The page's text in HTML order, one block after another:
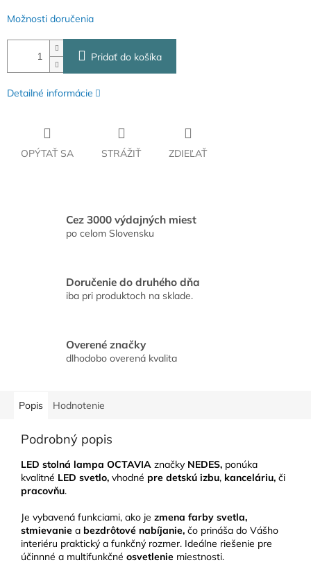
Možnosti doručenia
Pridať do košíka
Detailné informácie
OPÝTAŤ SA STRÁŽIŤ ZDIEĽAŤ
Cez 3000 výdajných miest
po celom Slovensku
Doručenie do druhého dňa
iba pri produktoch na sklade.
Overené značky
dlhodobo overená kvalita
Popis Hodnotenie
Podrobný popis
LED stolná lampa OCTAVIA značky NEDES, ponúka
kvalitné LED svetlo, vhodné pre detskú izbu, kanceláriu, či
pracovňu.
Je vybavená funkciami, ako je zmena farby svetla,
stmievanie a bezdrôtové nabíjanie, čo prináša do Vášho
interiéru praktický a funkčný rozmer. Ideálne riešenie pre
účinnné a multifunkčné osvetlenie miestnosti.